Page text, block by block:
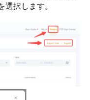
択します。